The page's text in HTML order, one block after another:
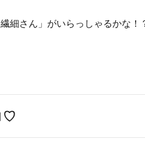
細さん」がいらっしゃるかな！
♡